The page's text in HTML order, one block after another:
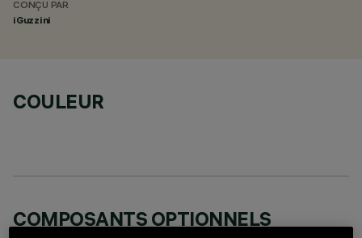
CONÇU PAR
iGuzzini
COULEUR
COMPOSANTS OPTIONNELS